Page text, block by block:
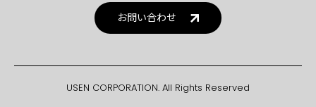
お問い合わせ
USEN CORPORATION. All Rights Reserved